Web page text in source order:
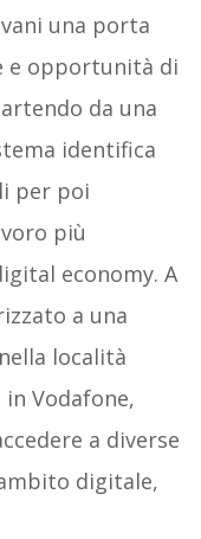
una porta
e opportunità di
da una
identifica
per poi
più
economy. A
a una
località
Vodafone,
a diverse
digitale,